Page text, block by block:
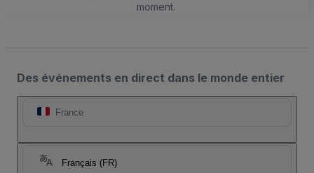
moment.
Des événements en direct dans le monde entier
France
Français (FR)